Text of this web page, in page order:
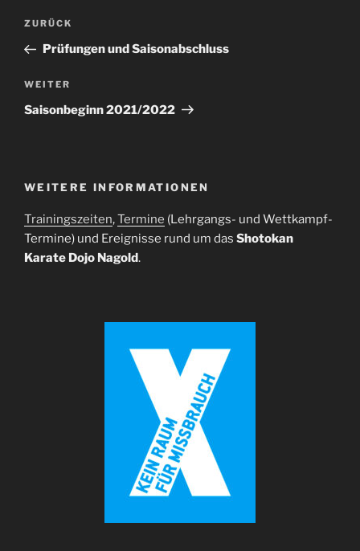
Beitragsnavigation
Vorheriger
Beitrag
ZURÜCK
Prüfungen und Saisonabschluss
Nächster
Beitrag
WEITER
Saisonbeginn 2021/2022
WEITERE INFORMATIONEN
Trainingszeiten,Termine (Lehrgangs- und Wettkampf-
Termine) und Ereignisse rund um das Shotokan
Karate Dojo Nagold.